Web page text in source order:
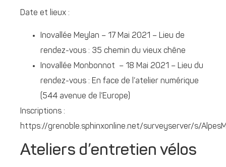
Date et lieux :
Inovallée Meylan – 17 Mai 2021 – Lieu de
rendez-vous : 35 chemin du vieux chêne
Inovallée Monbonnot – 18 Mai 2021 – Lieu du
rendez-vous : En face de l’atelier numérique
(544 avenue de l’Europe)
Inscriptions :
https://grenoble.sphinxonline.net/surveyserver/s/
Ateliers d’entretien vélos